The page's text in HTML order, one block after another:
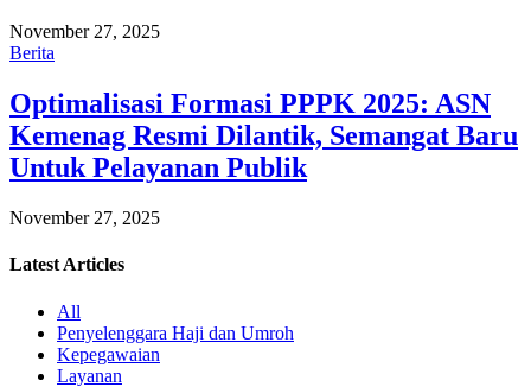
November 27, 2025
Berita
Optimalisasi Formasi PPPK 2025: ASN
Kemenag Resmi Dilantik, Semangat Baru
Untuk Pelayanan Publik
November 27, 2025
Latest Articles
All
Penyelenggara Haji dan Umroh
Kepegawaian
Layanan